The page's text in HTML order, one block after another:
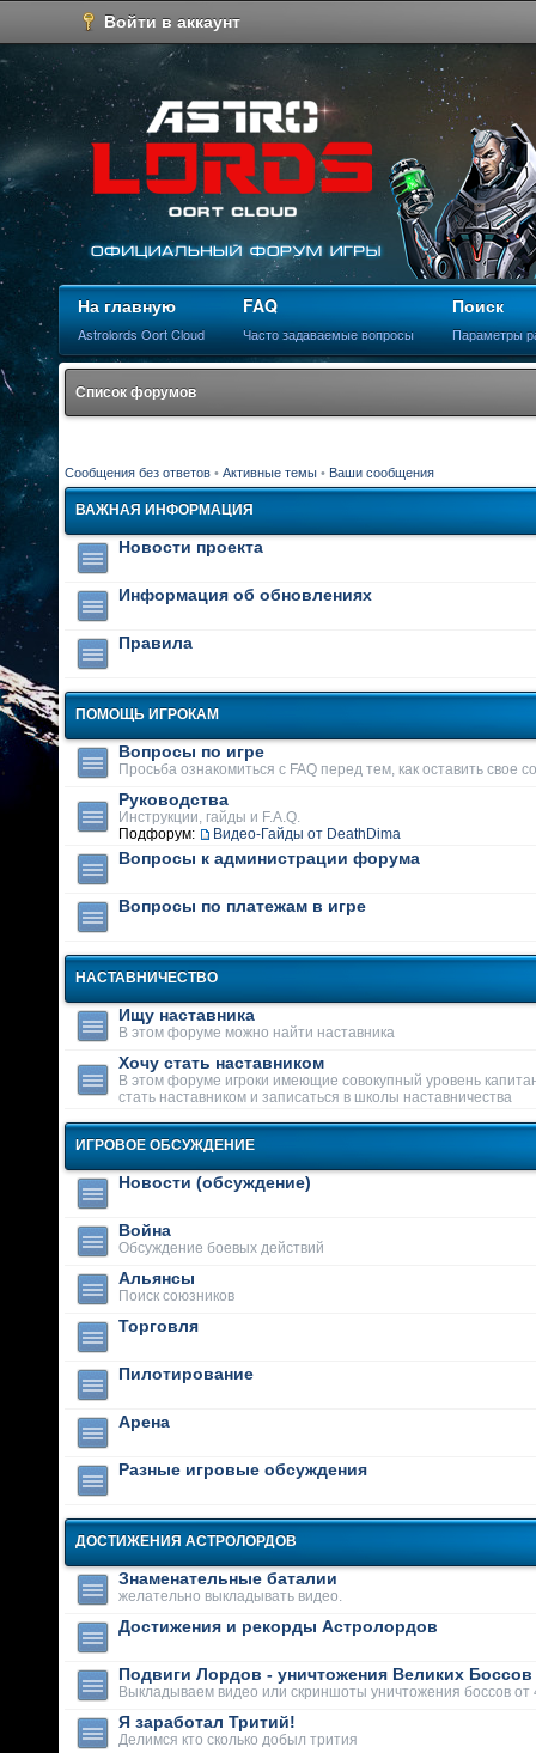
Войти в аккаунт
На главную
Astrolords Oort Cloud
FAQ
Часто задаваемые вопросы
Поиск
Параметры
Список форумов
Сообщения без ответов • Активные темы • Ваши сообщения
ВАЖНАЯ ИНФОРМАЦИЯ
Новости проекта
Информация об обновлениях
Правила
ПОМОЩЬ ИГРОКАМ
Вопросы по игре
Просьба ознакомиться с FAQ перед тем, как оставить свое
Руководства
Инструкции, гайды и F.A.Q.
Подфорум:
Видео-Гайды от DeathDima
Вопросы к администрации форума
Вопросы по платежам в игре
НАСТАВНИЧЕСТВО
Ищу наставника
В этом форуме можно найти наставника
Хочу стать наставником
В этом форуме игроки имеющие совокупный уровень
стать наставником и записаться в школы наставничества
ИГРОВОЕ ОБСУЖДЕНИЕ
Новости (обсуждение)
Война
Обсуждение боевых действий
Альянсы
Поиск союзников
Торговля
Пилотирование
Арена
Разные игровые обсуждения
ДОСТИЖЕНИЯ АСТРОЛОРДОВ
Знаменательные баталии
желательно выкладывать видео.
Достижения и рекорды Астролордов
Подвиги Лордов - уничтожения Великих Боссов
Выкладываем видео или скриншоты уничтожения боссов от
Я заработал Тритий!
Делимся кто сколько добыл трития